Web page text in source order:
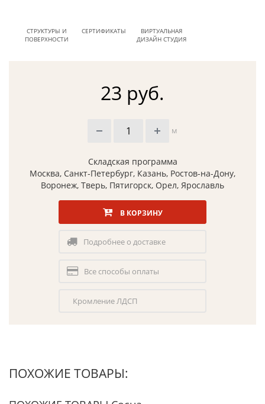
СТРУКТУРЫ И
ПОВЕРХНОСТИ
СЕРТИФИКАТЫ
ВИРТУАЛЬНАЯ
ДИЗАЙН СТУДИЯ
23 руб.
м
Складская программа
Москва, Санкт-Петербург, Казань, Ростов-на-Дону,
Воронеж, Тверь, Пятигорск, Орел, Ярославль
В КОРЗИНУ
Подробнее о доставке
Все способы оплаты
Кромление ЛДСП
ПОХОЖИЕ ТОВАРЫ: